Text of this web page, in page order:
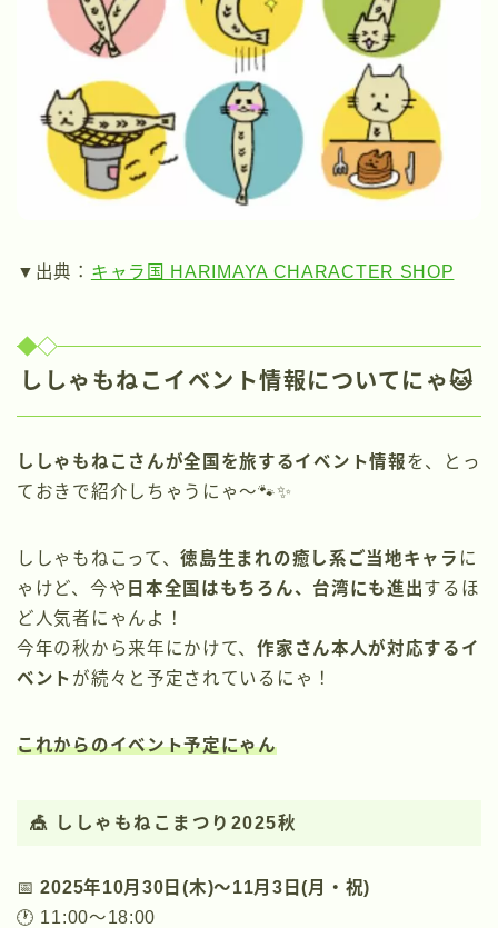
▼出典： キャラ国 HARIMAYA CHARACTER SHOP
ししゃもねこイベント情報についてにゃ🐱
ししゃもねこさんが全国を旅するイベント情報を、とっ
ておきで紹介しちゃうにゃ〜🐾✨
ししゃもねこって、徳島生まれの癒し系ご当地キャラ に
ゃけど、今や 日本全国はもちろん、台湾にも進出するほ
ど人気者にゃんよ！
今年の秋から来年にかけて、作家さん本人が対応するイ
ベント が続々と予定されているにゃ！
これからのイベント予定にゃん
🎪 ししゃもねこまつり2025秋
📅2025年10月30日(木)〜11月3日(月・祝)
🕐 11:00〜18:00